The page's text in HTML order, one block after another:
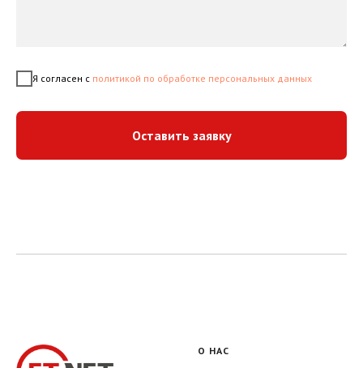
Я согласен с политикой по обработке персональных данных
Оставить заявку
О НАС